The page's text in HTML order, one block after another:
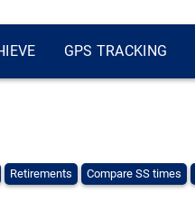
GPS TRACKING
Retirements Compare SS times